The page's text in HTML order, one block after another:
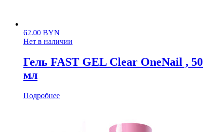
62.00 BYN
Нет в наличии
Гель FAST GEL Clear OneNail , 50
мл
Подробнее